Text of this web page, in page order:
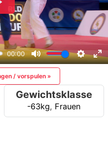
/ vorspulen »
Gewichtsklasse
-63kg, Frauen